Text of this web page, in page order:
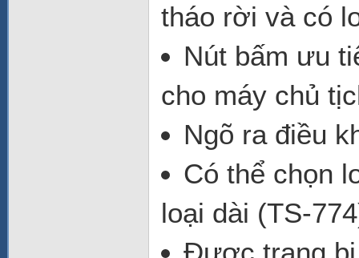
tháo rời và có
Nút bấm ưu
cho máy chủ
Ngõ ra điều
Có thể chọn
loại dài (TS-